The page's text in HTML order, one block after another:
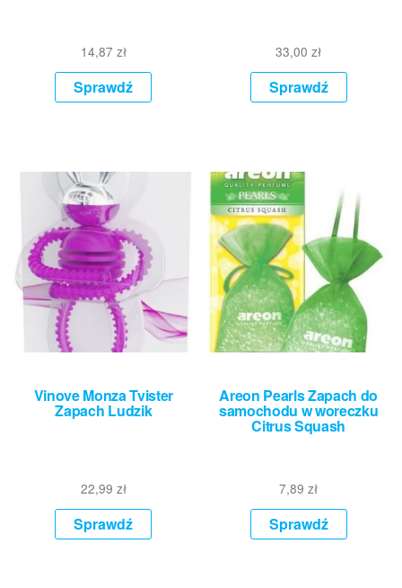
14,87 zł
Sprawdź
33,00zł
Sprawdź
Vinove Monza Tvister
Zapach Ludzik
22,99 zł
Sprawdź
Areon Pearls Zapach do
samochodu w woreczku
Citrus Squash
7,89zł
Sprawdź